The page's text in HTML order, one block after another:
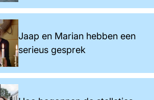
Jaap en Marian hebben een
serieus gesprek